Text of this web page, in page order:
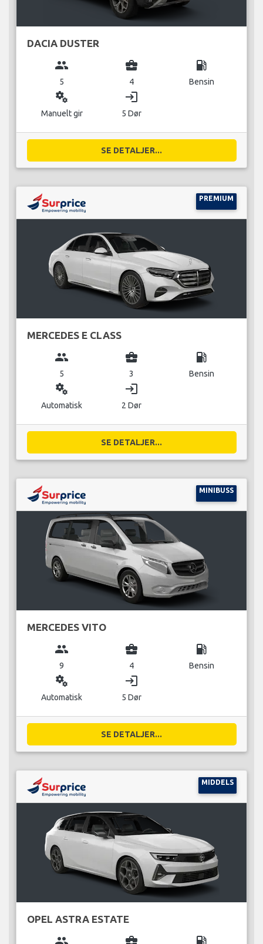
DACIA DUSTER
group
5
business_center
4
local_gas_station
Bensin
miscellaneous_services
Manuelt gir
login
5 Dør
SE DETALJER...
PREMIUM
MERCEDES E CLASS
group
5
business_center
3
local_gas_station
Bensin
miscellaneous_services
Automatisk
login
2 Dør
SE DETALJER...
MINIBUSS
MERCEDES VITO
group
9
business_center
4
local_gas_station
Bensin
miscellaneous_services
Automatisk
login
5 Dør
SE DETALJER...
MIDDELS
OPEL ASTRA ESTATE
group business_center local_gas_station